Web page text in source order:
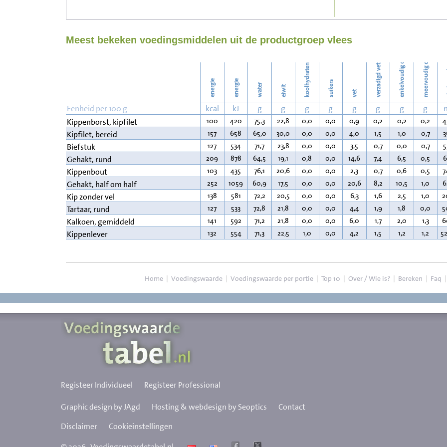
Wassen
Meest bekeken voedingsmiddelen uit de productgroep vlees
energie energie water eiwit koolhydraten suikers vet verzadigd vet enkelvoudig onverzadigd vet meervoudig onverzadigd vet
Eenheid per 100 g kcal kJ g g g g g g g g
Kippenborst, kipfilet
100 420 75,3 22,8 0,0 0,0 0,9 0,2 0,2 0,2
Kipfilet, bereid 157 658 65,0 30,0 0,0 0,0 4,0 1,5 1,0 0,7
Biefstuk 127 534 71,7 23,8 0,0 0,0 3,5 0,7 0,0 0,7
Gehakt, rund 209 878 64,5 19,1 0,8 0,0 14,6 7,4 6,5 0,5
Kippenbout 103 435 76,1 20,6 0,0 0,0 2,3 0,7 0,6 0,5
Gehakt, half om half 252 1059 60,9 17,5 0,0 0,0 20,6 8,2 10,5 1,0
Kip zonder vel 138 581 72,2 20,5 0,0 0,0 6,3 1,6 2,5 1,0
Tartaar, rund 127 533 72,8 21,8 0,0 0,0 4,4 1,9 1,8 0,0
Kalkoen, gemiddeld 141 592 71,2 21,8 0,0 0,0 6,0 1,7 2,0 1,3
Kippenlever 132 554 71,3 22,5 1,0 0,0 4,2 1,5 1,2 1,2
Home | Voedingswaarde | Voedingswaarde per portie | Top 10 | Over / Wie is? | Bereken | Faq |
Registeer Individueel Registeer Professional
Graphic design by JAgd Hosting & webdesign by Seoptics
Contact
Disclaimer
Cookieinstellingen